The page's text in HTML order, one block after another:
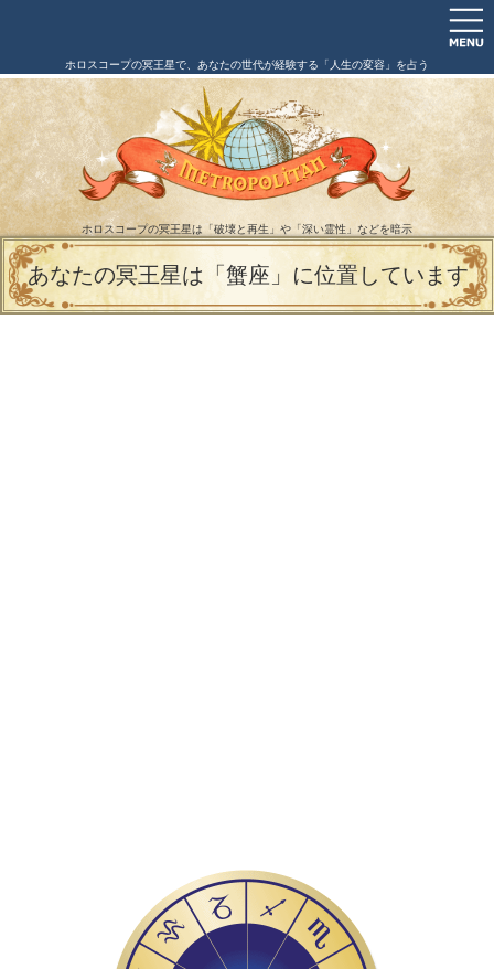
ホロスコープの冥王星で、あなたの世代が経験する「人生の変容」を占う
ホロスコープの冥王星は「破壊と再生」や「深い霊性」などを暗示
あなたの冥王星は「蟹座」に位置しています